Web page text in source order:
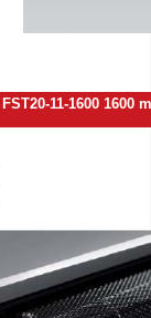
11-1600 1600